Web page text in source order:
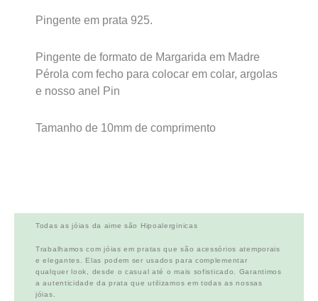
Pingente em prata 925.
Pingente de formato de Margarida em Madre
Pérola com fecho para colocar em colar, argolas
e nosso anel Pin
Tamanho de 10mm de comprimento
Todas as jóias da aime são Hipoalerginicas
Trabalhamos com jóias em pratas que são acessórios atemporais
e elegantes. Elas podem ser usados para complementar
qualquer look, desde o casual até o mais sofisticado. Garantimos
a autenticidade da prata que utilizamos em todas as nossas
jóias.